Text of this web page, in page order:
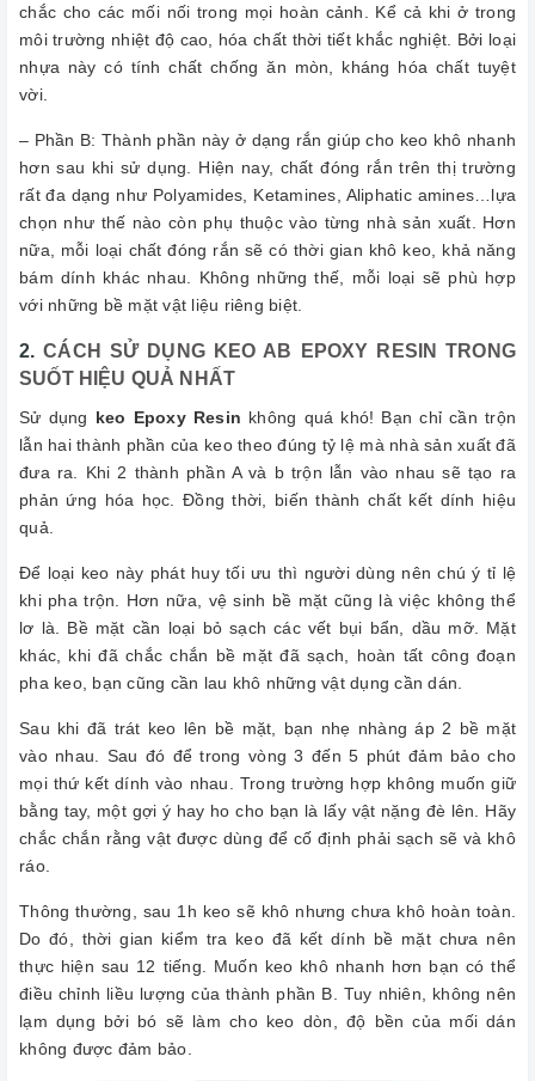
chắc cho các mối nối trong mọi hoàn cảnh. Kể cả khi ở trong
môi trường nhiệt độ cao, hóa chất thời tiết khắc nghiệt. Bởi loại
nhựa này có tính chất chống ăn mòn, kháng hóa chất tuyệt
vời.
– Phần B: Thành phần này ở dạng rắn giúp cho keo khô nhanh
hơn sau khi sử dụng. Hiện nay, chất đóng rắn trên thị trường
rất đa dạng như Polyamides, Ketamines, Aliphatic amines…lựa
chọn như thế nào còn phụ thuộc vào từng nhà sản xuất. Hơn
nữa, mỗi loại chất đóng rắn sẽ có thời gian khô keo, khả năng
bám dính khác nhau. Không những thế, mỗi loại sẽ phù hợp
với những bề mặt vật liệu riêng biệt.
2.CÁCH SỬ DỤNG KEO AB EPOXY RESIN TRONG
SUỐT HIỆU QUẢ NHẤT
Sử dụng keo Epoxy Resin không quá khó! Bạn chỉ cần trộn
lẫn hai thành phần của keo theo đúng tỷ lệ mà nhà sản xuất đã
đưa ra. Khi 2 thành phần A và b trộn lẫn vào nhau sẽ tạo ra
phản ứng hóa học. Đồng thời, biến thành chất kết dính hiệu
quả.
Để loại keo này phát huy tối ưu thì người dùng nên chú ý tỉ lệ
khi pha trộn. Hơn nữa, vệ sinh bề mặt cũng là việc không thể
lơ là. Bề mặt cần loại bỏ sạch các vết bụi bẩn, dầu mỡ. Mặt
khác, khi đã chắc chắn bề mặt đã sạch, hoàn tất công đoạn
pha keo, bạn cũng cần lau khô những vật dụng cần dán.
Sau khi đã trát keo lên bề mặt, bạn nhẹ nhàng áp 2 bề mặt
vào nhau. Sau đó để trong vòng 3 đến 5 phút đảm bảo cho
mọi thứ kết dính vào nhau. Trong trường hợp không muốn giữ
bằng tay, một gợi ý hay ho cho bạn là lấy vật nặng đè lên. Hãy
chắc chắn rằng vật được dùng để cố định phải sạch sẽ và khô
ráo.
Thông thường, sau 1h keo sẽ khô nhưng chưa khô hoàn toàn.
Do đó, thời gian kiểm tra keo đã kết dính bề mặt chưa nên
thực hiện sau 12 tiếng. Muốn keo khô nhanh hơn bạn có thể
điều chỉnh liều lượng của thành phần B. Tuy nhiên, không nên
lạm dụng bởi bó sẽ làm cho keo dòn, độ bền của mối dán
không được đảm bảo.